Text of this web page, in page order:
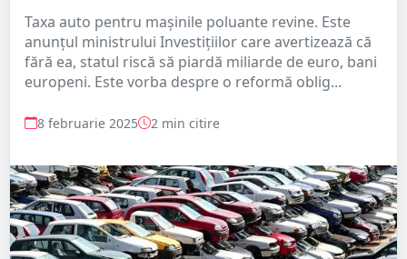
Taxa auto pentru maşinile poluante revine. Este
anunţul ministrului Investiţiilor care avertizează că
fără ea, statul riscă să piardă miliarde de euro, bani
europeni. Este vorba despre o reformă oblig...
8 februarie 2025 2 min citire